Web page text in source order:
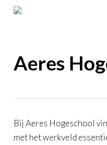
Skip
Aeres
Bij Aeres Hogeschool
met het werkveld